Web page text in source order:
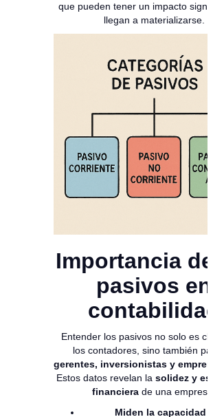
que pueden tener un impacto
llegan a materializarse.
Importancia de
pasivos en
contabilidad
Entender los pasivos no solo es
los contadores, sino también
gerentes, inversionistas y
Estos datos revelan la solidez y
financiera de una empresa.
Miden la capacidad